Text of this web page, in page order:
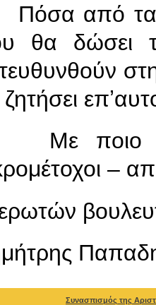
από τα
θα δώσει
ποιο
–
Συνασπισμός της